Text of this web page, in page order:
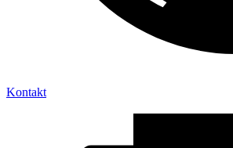
Kontakt